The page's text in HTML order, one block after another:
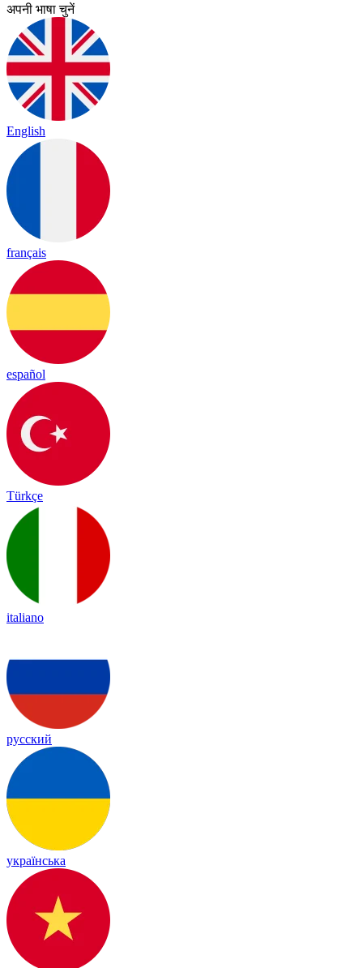
अपनी भाषा चुनें
English
français
español
Türkçe
italiano
русский
українська